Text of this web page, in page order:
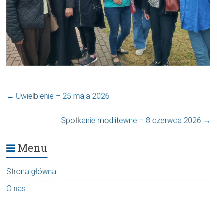
← Uwielbienie – 25 maja 2026
Spotkanie modlitewne – 8 czerwca 2026 →
Menu
Strona główna
O nas